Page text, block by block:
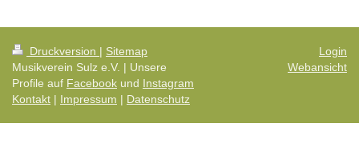
Druckversion | Sitemap
Musikverein Sulz e.V. | Unsere
Profile auf Facebook und Instagram
Kontakt | Impressum | Datenschutz
Login
Webansicht